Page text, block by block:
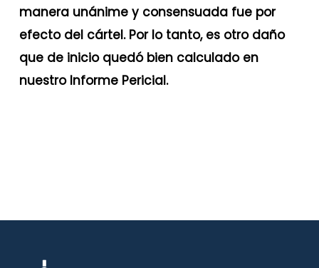
manera unánime y consensuada fue por
efecto del cártel. Por lo tanto, es otro daño
que de inicio quedó bien calculado en
nuestro Informe Pericial.